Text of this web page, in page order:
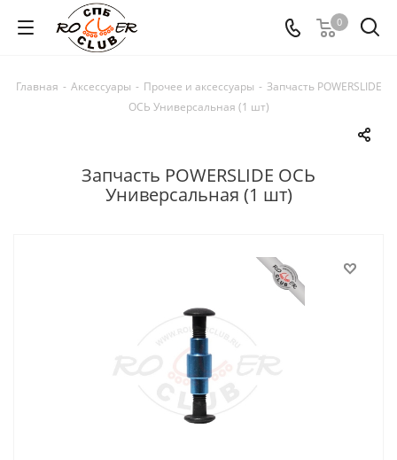
0
Главная - Аксессуары - Прочее и аксессуары - Запчасть POWERSLIDE
ОСЬ Универсальная (1 шт)
Запчасть POWERSLIDE ОСЬ
Универсальная (1 шт)